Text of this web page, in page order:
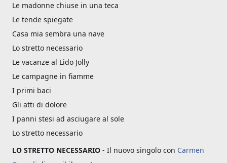
Le madonne chiuse in una teca
Le tende spiegate
Casa mia sembra una nave
Lo stretto necessario
Le vacanze al Lido Jolly
Le campagne in fiamme
I primi baci
Gli atti di dolore
I panni stesi ad asciugare al sole
Lo stretto necessario
LO STRETTO NECESSARIO - Il nuovo singolo con Carmen